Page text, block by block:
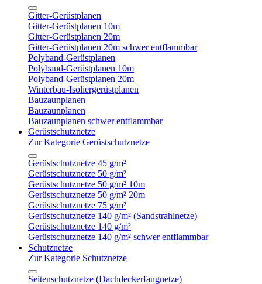
Gitter-Gerüstplanen
Gitter-Gerüstplanen 10m
Gitter-Gerüstplanen 20m
Gitter-Gerüstplanen 20m schwer entflammbar
Polyband-Gerüstplanen
Polyband-Gerüstplanen 10m
Polyband-Gerüstplanen 20m
Winterbau-Isoliergerüstplanen
Bauzaunplanen
Bauzaunplanen
Bauzaunplanen schwer entflammbar
Gerüstschutznetze
Zur Kategorie Gerüstschutznetze
Gerüstschutznetze 45 g/m²
Gerüstschutznetze 50 g/m²
Gerüstschutznetze 50 g/m² 10m
Gerüstschutznetze 50 g/m² 20m
Gerüstschutznetze 75 g/m²
Gerüstschutznetze 140 g/m² (Sandstrahlnetze)
Gerüstschutznetze 140 g/m²
Gerüstschutznetze 140 g/m² schwer entflammbar
Schutznetze
Zur Kategorie Schutznetze
Seitenschutznetze (Dachdeckerfangnetze)